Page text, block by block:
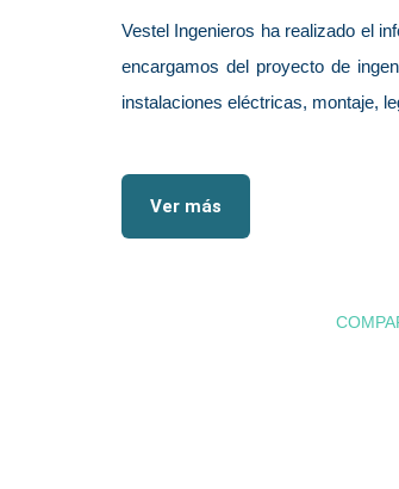
Vestel Ingenieros ha realizado el
encargamos del proyecto de
instalaciones eléctricas, montaje,
Ver más